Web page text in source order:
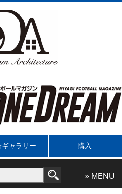
ギャラリー 購入
» MENU